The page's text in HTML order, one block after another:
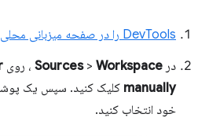
DevTools را در صفحه میزبانی محلی خود باز کنید
در
Sources> Workspace ، روی
manually کلیک کنید. سپس یک پوشه
خود انتخاب کنید.